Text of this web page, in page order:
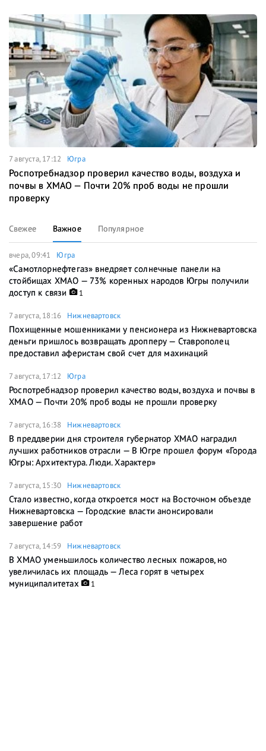
7 августа, 17:12 Югра
Роспотребнадзор проверил качество воды, воздуха и
почвы в ХМАО — Почти 20% проб воды не прошли
проверку
Свежее Важное Популярное
вчера, 09:41 Югра
«Самотлорнефтегаз» внедряет солнечные панели на
стойбищах ХМАО — 73% коренных народов Югры получили
доступ к связи
1
7 августа, 18:16 Нижневартовск
Похищенные мошенниками у пенсионера из Нижневартовска
деньги пришлось возвращать дропперу — Ставрополец
предоставил аферистам свой счет для махинаций
7 августа, 17:12 Югра
Роспотребнадзор проверил качество воды, воздуха и почвы в
ХМАО — Почти 20% проб воды не прошли проверку
7 августа, 16:38 Нижневартовск
В преддверии дня строителя губернатор ХМАО наградил
лучших работников отрасли — В Югре прошел форум «Города
Югры: Архитектура. Люди. Характер»
7 августа, 15:30 Нижневартовск
Стало известно, когда откроется мост на Восточном объезде
Нижневартовска — Городские власти анонсировали
завершение работ
7 августа, 14:59 Нижневартовск
В ХМАО уменьшилось количество лесных пожаров, но
увеличилась их площадь — Леса горят в четырех
муниципалитетах
1